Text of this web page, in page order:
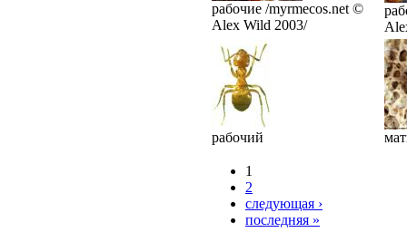
рабочие /myrmecos.net ©
Alex Wild 2003/
рабочий
1
2
следующая ›
последняя »